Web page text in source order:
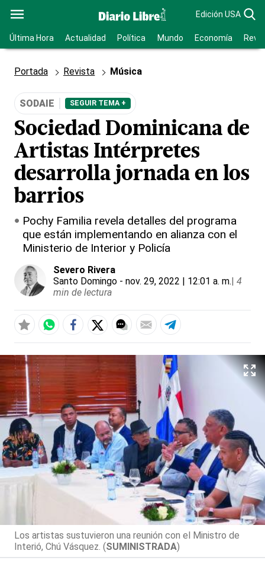
Edición USA
Última Hora Actualidad Política Mundo Economía
Portada Revista Música
SODAIE SEGUIR TEMA +
Sociedad Dominicana de
Artistas Intérpretes
desarrolla jornada en los
barrios
Pochy Familia revela detalles del programa
que están implementando en alianza con el
Ministerio de Interior y Policía
Severo Rivera
Santo Domingo - nov. 29, 2022 | 12:01 a. m.| 4
min de lectura
Los artistas sustuvieron una reunión con el Ministro de
Interió, Chú Vásquez. (SUMINISTRADA)